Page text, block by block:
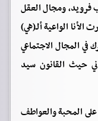
فرويد, ومجال العقل
الواعية ألـ(هي)
في المجال الاجتماعي
حيث القانون سيد
المحبة والعواطف